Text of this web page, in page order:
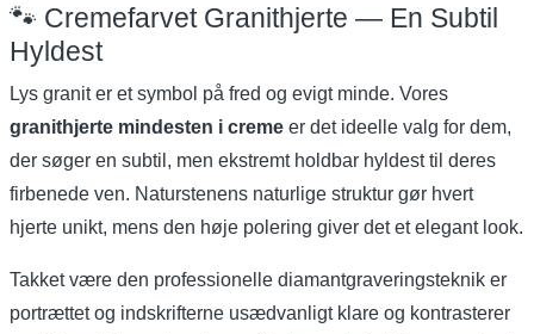
🐾 Cremefarvet Granithjerte — En Subtil
Hyldest
Lys granit er et symbol på fred og evigt minde. Vores
granithjerte mindesten i creme er det ideelle valg for dem,
der søger en subtil, men ekstremt holdbar hyldest til deres
firbenede ven. Naturstenens naturlige struktur gør hvert
hjerte unikt, mens den høje polering giver det et elegant look.
Takket være den professionelle diamantgraveringsteknik er
portrættet og indskrifterne usædvanligt klare og kontrasterer